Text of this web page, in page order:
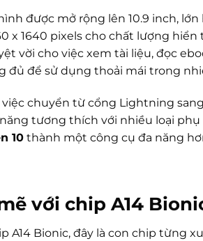
được mở rộng lên 10.9 inch, lớn
x 1640 pixels cho chất lượng
vời cho việc xem tài liệu, đọc
đủ để sử dụng thoải mái trong
chuyển từ cổng Lightning
tương thích với nhiều loại
10 thành một công cụ đa năng
với chip A14
A14 Bionic, đây là con chip từng